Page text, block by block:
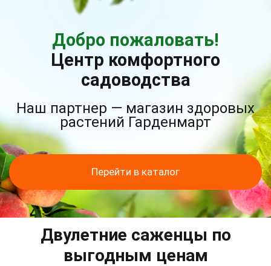
Добро пожаловать!
Центр комфортного
садоводства
Наш партнер — магазин здоровых
растений Гарденмарт
Перейти в каталог
Двулетние саженцы по
выгодным ценам